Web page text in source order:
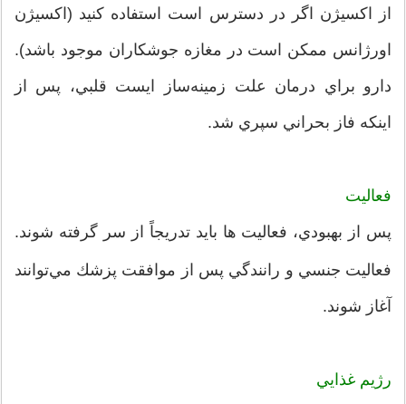
از اكسيژن‌ اگر در دسترس‌ است‌ استفاده‌ كنيد (اكسيژن‌
اورژانس‌ ممكن‌ است‌ در مغازه‌ جوشكاران‌ موجود باشد).
دارو براي‌ درمان‌ علت‌ زمينه‌ساز ايست‌ قلبي‌، پس‌ از
اينكه‌ فاز بحراني‌ سپري‌ شد.
فعاليت‌
پس‌ از بهبودي‌، فعاليت ها بايد تدريجاً از سر گرفته‌ شوند.
فعاليت‌ جنسي‌ و رانندگي‌ پس‌ از موافقت‌ پزشك‌ مي‌توانند
آغاز شوند.
رژيم‌ غذايي‌